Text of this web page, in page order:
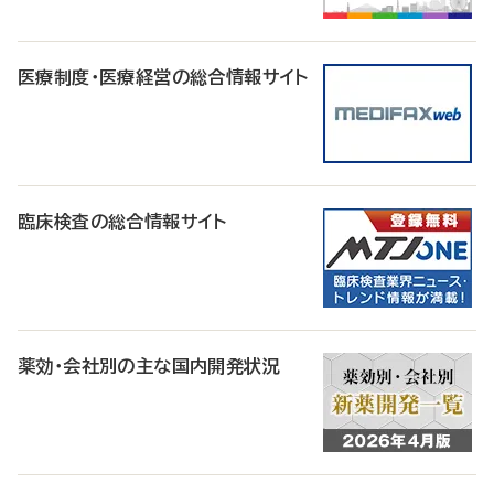
医療制度・医療経営の総合情報サイト
臨床検査の総合情報サイト
薬効・会社別の主な国内開発状況